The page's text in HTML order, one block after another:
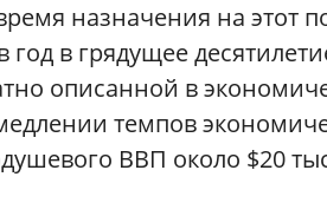
назначения на этот
год в грядущее
описанной в
темпов
ВВП около $20